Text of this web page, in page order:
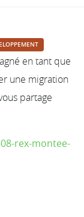
en tant que
une migration
partage
rex-montee-